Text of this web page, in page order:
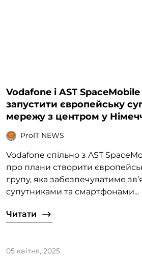
Vodafone і AST
запустити європейську
мережу з центром у
ProIT NEWS
Vodafone спільно з AST
про плани створити
групу, яка забезпечуватиме
супутниками та смартфонами...
Читати
05 квітня, 2025